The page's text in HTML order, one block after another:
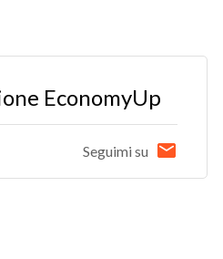
EconomyUp
Seguimi su